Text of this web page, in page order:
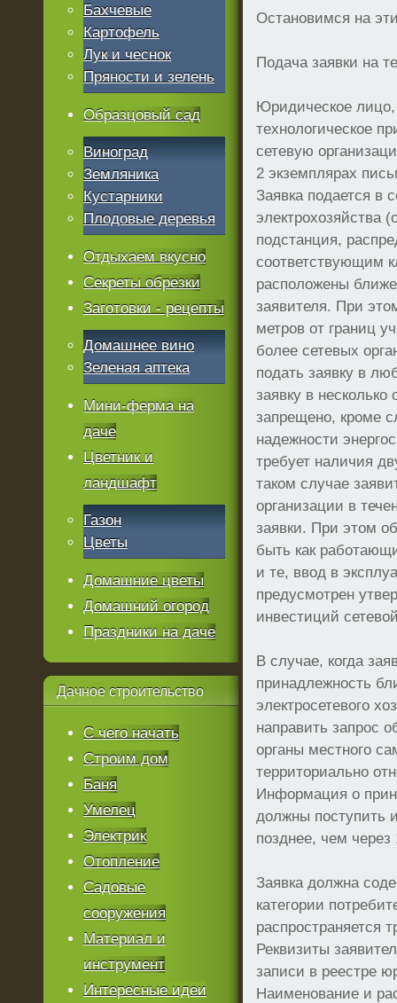
Остановимся на
Подача заявки на
Юридическое
технологическое
сетевую
2 экземплярах
Заявка подается в
электрохозяйства
подстанция,
соответствующим
расположены ближе
заявителя. При
метров от границ
более сетевых
подать заявку в
заявку в
запрещено, кроме
надежности
требует наличия
таком случае
организации в
заявки. При этом
быть как
и те, ввод в
предусмотрен
инвестиций
В случае, когда
принадлежность
электросетевого
направить запрос
органы местного
территориально
Информация о
должны поступить
позднее, чем
Заявка должна
категории
распространяется
Реквизиты
записи в реестре
Наименование и
Бахчевые
Картофель
Лук и чеснок
Пряности и зелень
Образцовый сад
Виноград
Земляника
Кустарники
Плодовые деревья
Отдыхаем вкусно
Секреты обрезки
Заготовки - рецепты
Домашнее вино
Зеленая аптека
Мини-ферма на
даче
Цветник и
ландшафт
Газон
Цветы
Домашние цветы
Домашний огород
Праздники на даче
Дачное строительство
С чего начать
Строим дом
Баня
Умелец
Электрик
Отопление
Садовые
сооружения
Материал и
инструмент
Интересные идеи